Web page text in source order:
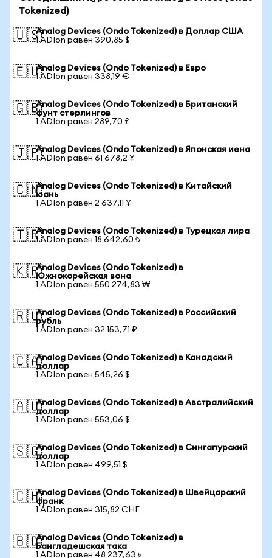
Tokenized)
🇺🇸Analog Devices (Ondo Tokenized) в Доллар США
1 ADIon равен 390,85 $
🇪🇺Analog Devices (Ondo Tokenized) в Евро
1 ADIon равен 338,19 €
🇬🇧Analog Devices (Ondo Tokenized) в Британский
фунт стерлингов
1 ADIon равен 289,70 £
🇯🇵Analog Devices (Ondo Tokenized) в Японская иена
1 ADIon равен 61 678,2 ¥
🇨🇳Analog Devices (Ondo Tokenized) в Китайский
юань
1 ADIon равен 2 637,11 ¥
🇹🇷Analog Devices (Ondo Tokenized) в Турецкая лира
1 ADIon равен 18 642,60 ₺
🇰🇷Analog Devices (Ondo Tokenized) в
Южнокорейская вона
1 ADIon равен 550 274,83 ₩
🇷🇺Analog Devices (Ondo Tokenized) в Российский
рубль
1 ADIon равен 32 153,71 ₽
🇨🇦Analog Devices (Ondo Tokenized) в Канадский
доллар
1 ADIon равен 545,26 $
🇦🇺Analog Devices (Ondo Tokenized) в Австралийский
доллар
1 ADIon равен 553,06 $
🇸🇬Analog Devices (Ondo Tokenized) в Сингапурский
доллар
1 ADIon равен 499,51 $
🇨🇭Analog Devices (Ondo Tokenized) в Швейцарский
франк
1 ADIon равен 315,82 CHF
🇧🇩Analog Devices (Ondo Tokenized) в
Бангладешская така
1 ADIon равен 48 237,63 ৳